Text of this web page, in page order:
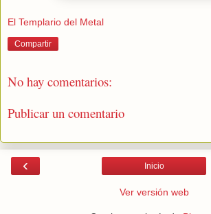
El Templario del Metal
Compartir
No hay comentarios:
Publicar un comentario
‹ Inicio
Ver versión web